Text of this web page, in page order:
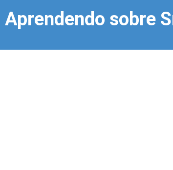
Aprendendo sobre